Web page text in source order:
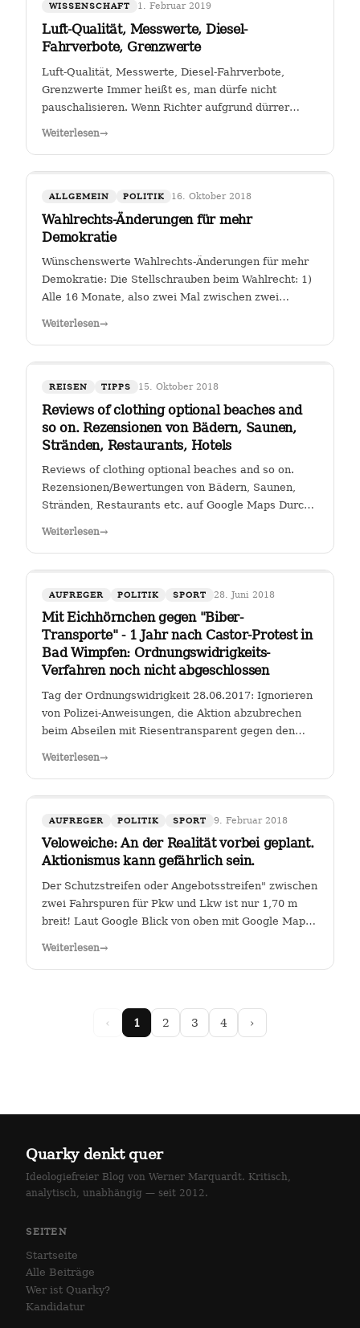
WISSENSCHAFT
1. Februar 2019
Luft-Qualität, Messwerte, Diesel-
Fahrverbote, Grenzwerte
Luft-Qualität, Messwerte, Diesel-Fahrverbote,
Grenzwerte Immer heißt es, man dürfe nicht
pauschalisieren. Wenn Richter aufgrund dürrer
Weiterlesen→
ALLGEMEIN POLITIK 16. Oktober 2018
Wahlrechts-Änderungen für mehr
Demokratie
Wünschenswerte Wahlrechts-Änderungen für mehr
Demokratie: Die Stellschrauben beim Wahlrecht: 1)
Alle 16 Monate, also zwei Mal zwischen zwei
Weiterlesen→
REISEN TIPPS 15. Oktober 2018
Reviews of clothing optional beaches and
so on. Rezensionen von Bädern, Saunen,
Stränden, Restaurants, Hotels
Reviews of clothing optional beaches and so on.
Rezensionen/Bewertungen von Bädern, Saunen,
Stränden, Restaurants etc. auf Google Maps Durch
Weiterlesen→
AUFREGER POLITIK SPORT 28. Juni 2018
Mit Eichhörnchen gegen "Biber-
Transporte" - 1 Jahr nach Castor-Protest in
Bad Wimpfen: Ordnungswidrigkeits-
Verfahren noch nicht abgeschlossen
Tag der Ordnungswidrigkeit 28.06.2017: Ignorieren
von Polizei-Anweisungen, die Aktion abzubrechen
beim Abseilen mit Riesentransparent gegen den
Weiterlesen→
AUFREGER POLITIK SPORT 9. Februar 2018
Veloweiche: An der Realität vorbei geplant.
Aktionismus kann gefährlich sein.
Der Schutzstreifen oder Angebotsstreifen" zwischen
zwei Fahrspuren für Pkw und Lkw ist nur 1,70 m
breit! Laut Google Blick von oben mit Google Maps
Weiterlesen→
‹ 1 2 3 4 ›
Quarky denkt quer
Ideologiefreier Blog von Werner Marquardt. Kritisch,
analytisch, unabhängig — seit 2012.
SEITEN
Startseite
Alle Beiträge
Wer ist Quarky?
Kandidatur